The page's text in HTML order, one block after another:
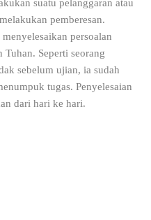
suatu pelanggaran atau
pemberesan.
persoalan
Tuhan. Seperti seorang
sebelum ujian, ia sudah
tugas. Penyelesaian
dari hari ke hari.